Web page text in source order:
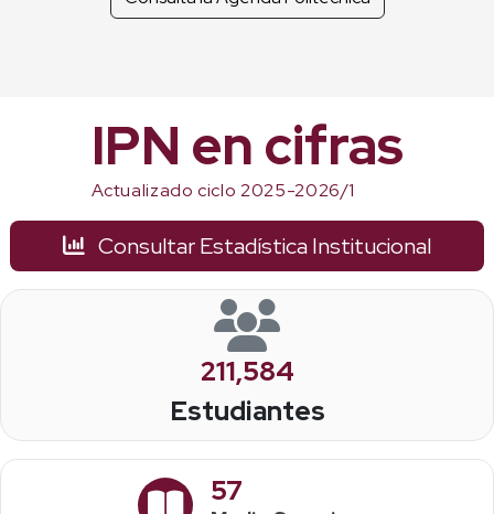
IPN en cifras
Actualizado ciclo 2025-2026/1
Consultar Estadística Institucional
211,584
Estudiantes
57